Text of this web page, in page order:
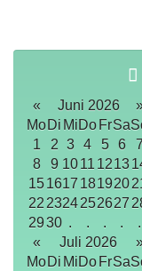
« Juni 2026
MoDi MiDo FrSa
1
2 3 4 5 6
7
8
9 1011 1213
151617 181920
22 2324252627
2930 . . . .
.
«
Juli 2026
MoDi MiDo FrSa